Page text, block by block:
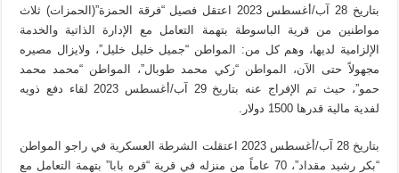
بتاريخ 28 آب/أغسطس 2023 اعتقل فصيل “فرقة الحمزة”(الحمزات) ثلاث
مواطنين من قرية الباسوطة بتهمة التعامل مع الإدارة الذاتية والخدمة
الإلزامية لديها، وهم كل من: المواطن “جميل خليل خليل”، ولايزال مصيره
مجهولاً حتى الآن، المواطن “زكي محمد طوبال”، المواطن “محمد محمد
حمو”، حيث تم الإفراج عنه بتاريخ 29 آب/أغسطس 2023 لقاء دفع ذويه
لفدية مالية قدرها 1500 دولار.
بتاريخ 28 آب/أغسطس 2023 اعتقلت الشرطة العسكرية في راجو المواطن
“بكر رشيد مقداد”، 70 عاماً من منزله في قرية “قره بابا” بتهمة التعامل مع